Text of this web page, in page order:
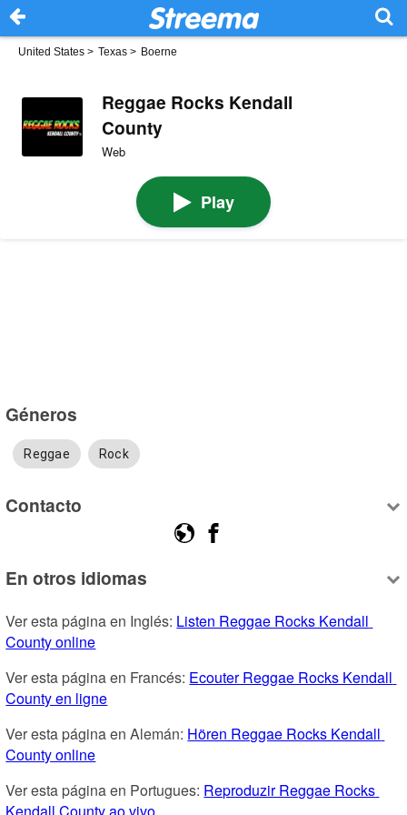
United States > Texas > Boerne
Reggae Rocks Kendall
County
Web
Play
Géneros
Reggae Rock
Contacto
En otros idiomas
Ver esta página en Inglés: Listen Reggae Rocks Kendall
County online
Ver esta página en Francés: Ecouter Reggae Rocks Kendall
County en ligne
Ver esta página en Alemán: Hören Reggae Rocks Kendall
County online
Ver esta página en Portugues: Reproduzir Reggae Rocks
Kendall County ao vivo